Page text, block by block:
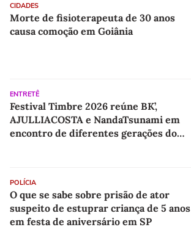
CIDADES
Morte de fisioterapeuta de 30 anos
causa comoção em Goiânia
ENTRETÊ
Festival Timbre 2026 reúne BK’,
AJULLIACOSTA e NandaTsunami em
encontro de diferentes gerações do
POLÍCIA
O que se sabe sobre prisão de ator
suspeito de estuprar criança de 5 anos
em festa de aniversário em SP